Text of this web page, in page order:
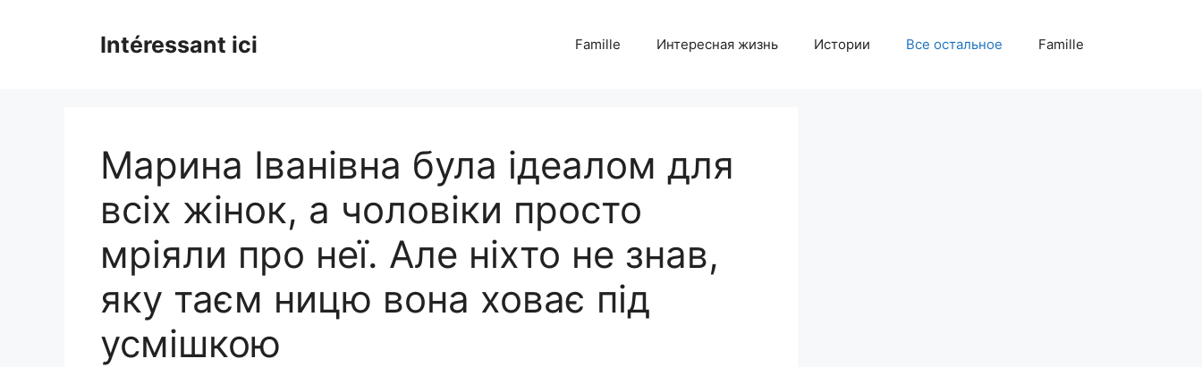
Intéressant ici Famille Интересная жизнь Истории Все остальное Famille
Марина Іванівна була ідеалом для
всіх жінок, а чоловіки просто
мріяли про неї. Але ніхто не знав,
яку таєм ницю вона ховає під
усмішкою